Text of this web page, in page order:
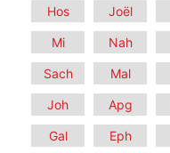
Hos Joël
Mi Nah
Sach Mal
Joh Apg
Gal Eph